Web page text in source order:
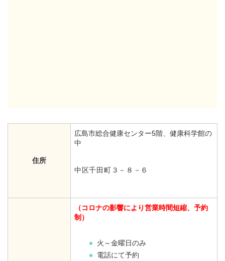
住所
広島市総合健康センター5階、健康科学館の
中
中区千田町３－８－６
（コロナの影響により営業時間短縮、予約
制）
火～金曜日のみ
電話にて予約